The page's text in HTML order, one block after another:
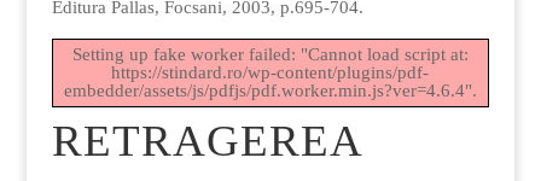
Editura Pallas, Focsani, 2003, p.695-704.
Setting up fake worker failed: "Cannot load script at:
https://stindard.ro/wp-content/plugins/pdf-
embedder/assets/js/pdfjs/pdf.worker.min.js?ver=4.6.4".
RETRAGEREA